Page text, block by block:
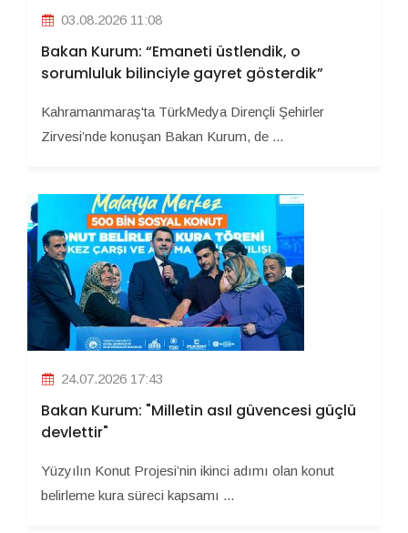
03.08.2026 11:08
Bakan Kurum: “Emaneti üstlendik, o
sorumluluk bilinciyle gayret gösterdik”
Kahramanmaraş'ta TürkMedya Dirençli Şehirler
Zirvesi’nde konuşan Bakan Kurum, de ...
24.07.2026 17:43
Bakan Kurum: "Milletin asıl güvencesi güçlü
devlettir"
Yüzyılın Konut Projesi’nin ikinci adımı olan konut
belirleme kura süreci kapsamı ...